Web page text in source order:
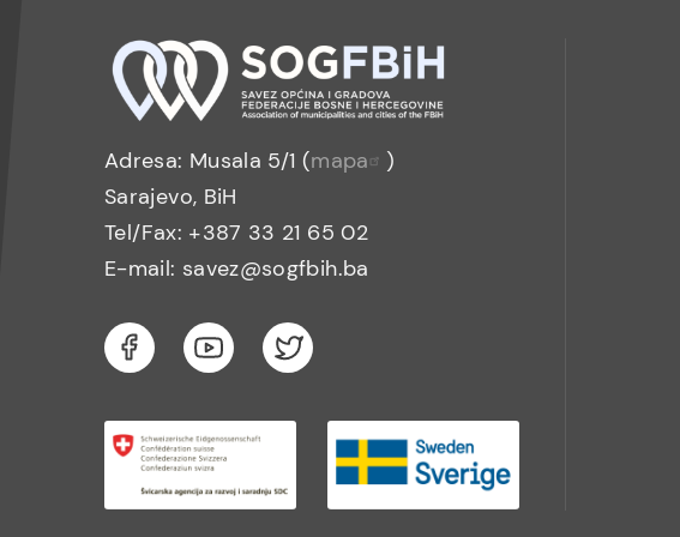
Adresa: Musala 5/1 (mapa
)
Sarajevo, BiH
Tel/Fax: +387 33 21 65 02
E-mail: savez@sogfbih.ba